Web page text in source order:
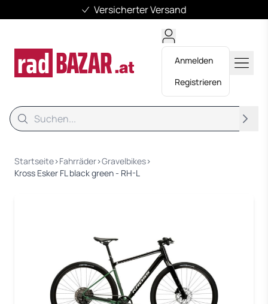
Versicherter Versand
Anmelden
Registrieren
Suche
Startseite›Fahrräder›Gravelbikes›
Kross Esker FL black green - RH-L